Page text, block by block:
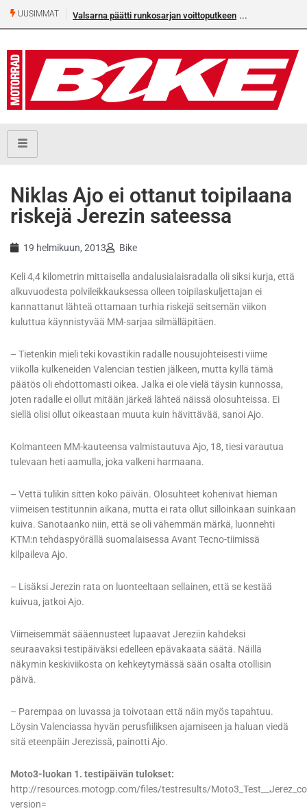
UUSIMMAT Valsarna päätti runkosarjan voittoputkeen
Niklas Ajo ei ottanut toipilaana
riskejä Jerezin sateessa
19 helmikuun, 2013 Bike
Keli 4,4 kilometrin mittaisella andalusialaisradalla oli siksi kurja, että
alkuvuodesta polvileikkauksessa olleen toipilaskuljettajan ei
kannattanut lähteä ottamaan turhia riskejä seitsemän viikon
kuluttua käynnistyvää MM-sarjaa silmälläpitäen.
– Tietenkin mieli teki kovastikin radalle nousujohteisesti viime
viikolla kulkeneiden Valencian testien jälkeen, mutta kyllä tämä
päätös oli ehdottomasti oikea. Jalka ei ole vielä täysin kunnossa,
joten radalle ei ollut mitään järkeä lähteä näissä olosuhteissa. Ei
siellä olisi ollut oikeastaan muuta kuin hävittävää, sanoi Ajo.
Kolmanteen MM-kauteensa valmistautuva Ajo, 18, tiesi varautua
tulevaan heti aamulla, joka valkeni harmaana.
– Vettä tulikin sitten koko päivän. Olosuhteet kohenivat hieman
viimeisen testitunnin aikana, mutta ei rata ollut silloinkaan suinkaan
kuiva. Sanotaanko niin, että se oli vähemmän märkä, luonnehti
KTM:n tehdaspyörällä suomalaisessa Avant Tecno-tiimissä
kilpaileva Ajo.
– Lisäksi Jerezin rata on luonteeltaan sellainen, että se kestää
kuivua, jatkoi Ajo.
Viimeisemmät sääennusteet lupaavat Jereziin kahdeksi
seuraavaksi testipäiväksi edelleen epävakaata säätä. Näillä
näkymin keskiviikosta on kehkeytymässä sään osalta otollisin
päivä.
– Parempaa on luvassa ja toivotaan että näin myös tapahtuu.
Löysin Valenciassa hyvän perusfiiliksen ajamiseen ja haluan viedä
sitä eteenpäin Jerezissä, painotti Ajo.
Moto3-luokan 1. testipäivän tulokset:
http://resources.motogp.com/files/testresults/
version=